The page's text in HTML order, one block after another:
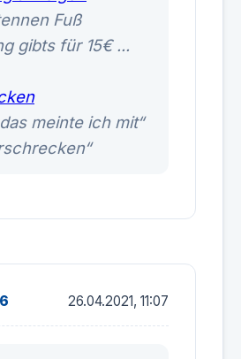
Fuß
gibts für 15€ ...
meinte ich mit“
26.04.2021, 11:07